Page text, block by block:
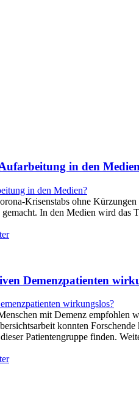
in den
Krisenstabs ohne
In den Medien wird das
Demenzpatienten
mit Demenz empfohlen
konnten
Patientengruppe finden.